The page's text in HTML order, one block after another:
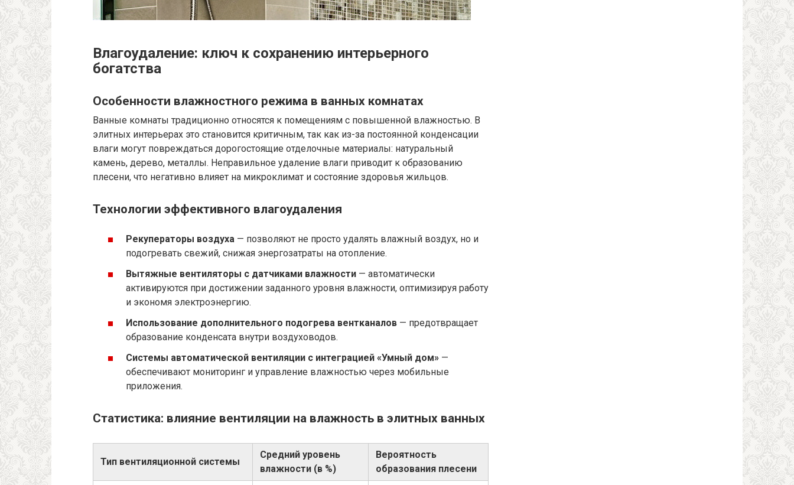
Влагоудаление: ключ к сохранению интерьерного
богатства
Особенности влажностного режима в ванных комнатах
Ванные комнаты традиционно относятся к помещениям с повышенной влажностью. В
элитных интерьерах это становится критичным, так как из-за постоянной конденсации
влаги могут повреждаться дорогостоящие отделочные материалы: натуральный
камень, дерево, металлы. Неправильное удаление влаги приводит к образованию
плесени, что негативно влияет на микроклимат и состояние здоровья жильцов.
Технологии эффективного влагоудаления
Рекуператоры воздуха — позволяют не просто удалять влажный воздух, но и
подогревать свежий, снижая энергозатраты на отопление.
Вытяжные вентиляторы с датчиками влажности — автоматически
активируются при достижении заданного уровня влажности, оптимизируя работу
и экономя электроэнергию.
Использование дополнительного подогрева вентканалов — предотвращает
образование конденсата внутри воздуховодов.
Системы автоматической вентиляции с интеграцией «Умный дом» —
обеспечивают мониторинг и управление влажностью через мобильные
приложения.
Статистика: влияние вентиляции на влажность в элитных ванных
Тип вентиляционной системы
Средний уровень
влажности (в %)
Вероятность
образования плесени